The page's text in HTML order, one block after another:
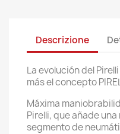
Descrizione
La evolución del
más el concepto
Máxima
Pirelli, que añade
segmento de